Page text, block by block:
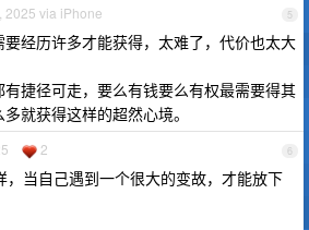
5
2025 via iPhone
经历许多才能获得，太难了，代价也太大
捷径可走，要么有钱要么有权最需要得其
就获得这样的超然心境。
6
2
，当自己遇到一个很大的变故，才能放下